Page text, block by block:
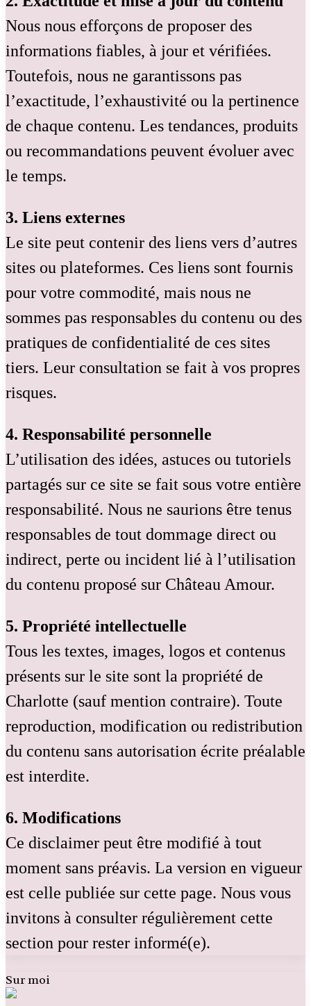
Nous nous efforçons de proposer des
informations fiables, à jour et vérifiées.
Toutefois, nous ne garantissons pas
l’exactitude, l’exhaustivité ou la pertinence
de chaque contenu. Les tendances, produits
ou recommandations peuvent évoluer avec
le temps.
3. Liens externes
Le site peut contenir des liens vers d’autres
sites ou plateformes. Ces liens sont fournis
pour votre commodité, mais nous ne
sommes pas responsables du contenu ou des
pratiques de confidentialité de ces sites
tiers. Leur consultation se fait à vos propres
risques.
4. Responsabilité personnelle
L’utilisation des idées, astuces ou tutoriels
partagés sur ce site se fait sous votre entière
responsabilité. Nous ne saurions être tenus
responsables de tout dommage direct ou
indirect, perte ou incident lié à l’utilisation
du contenu proposé sur Château Amour.
5. Propriété intellectuelle
Tous les textes, images, logos et contenus
présents sur le site sont la propriété de
Charlotte (sauf mention contraire). Toute
reproduction, modification ou redistribution
du contenu sans autorisation écrite préalable
est interdite.
6. Modifications
Ce disclaimer peut être modifié à tout
moment sans préavis. La version en vigueur
est celle publiée sur cette page. Nous vous
invitons à consulter régulièrement cette
section pour rester informé(e).
Sur moi